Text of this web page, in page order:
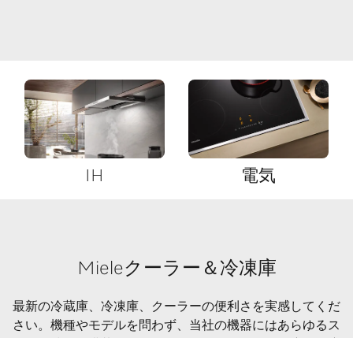
IH 電気
Mieleクーラー＆冷凍庫
最新の冷蔵庫、冷凍庫、クーラーの便利さを実感してくだ
さい。機種やモデルを問わず、当社の機器にはあらゆるス